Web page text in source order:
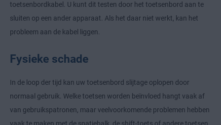
toetsenbordkabel. U kunt dit testen door het toetsenbord aan te
sluiten op een ander apparaat. Als het daar niet werkt, kan het
probleem aan de kabel liggen.
Fysieke schade
In de loop der tijd kan uw toetsenbord slijtage oplopen door
normaal gebruik. Welke toetsen worden beïnvloed hangt vaak af
van gebruikspatronen, maar veelvoorkomende problemen hebben